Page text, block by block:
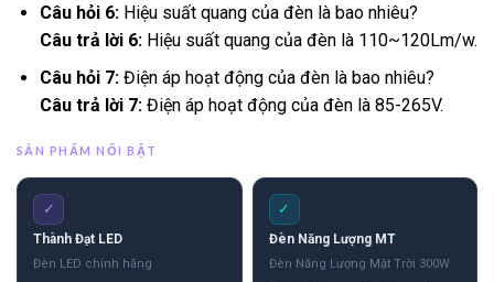
Câu hỏi 6:Hiệu suất quang của đèn là bao nhiêu?
Câu trả lời 6:Hiệu suất quang của đèn là 110~120Lm/w.
Câu hỏi 7:Điện áp hoạt động của đèn là bao nhiêu?
Câu trả lời 7:Điện áp hoạt động của đèn là 85-265V.
SẢN PHẨM NỔI BẬT
✓
Thành Đạt LED
Đèn LED chính hãng
✓
Đèn Năng Lượng MT
Đèn Năng Lượng Mặt Trời 300W